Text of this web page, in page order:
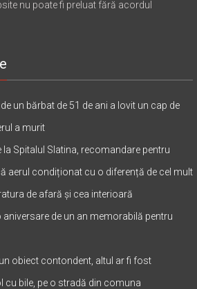
nu poate fi preluat fără acordul
un bărbat de 51 de ani a lovit un cap de
a murit
la Spitalul Slatina, recomandare pentru
aerul condiționat cu o diferență de cel mult
de afară și cea interioară
aniversare de un an memorabilă pentru
obiect contondent, altul ar fi fost
cu bile, pe o stradă din comuna